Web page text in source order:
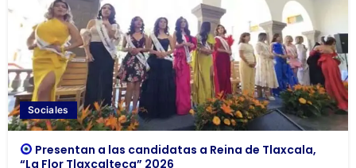
Sociales
Presentan a las candidatas a Reina de Tlaxcala,
“La Flor Tlaxcalteca” 2026